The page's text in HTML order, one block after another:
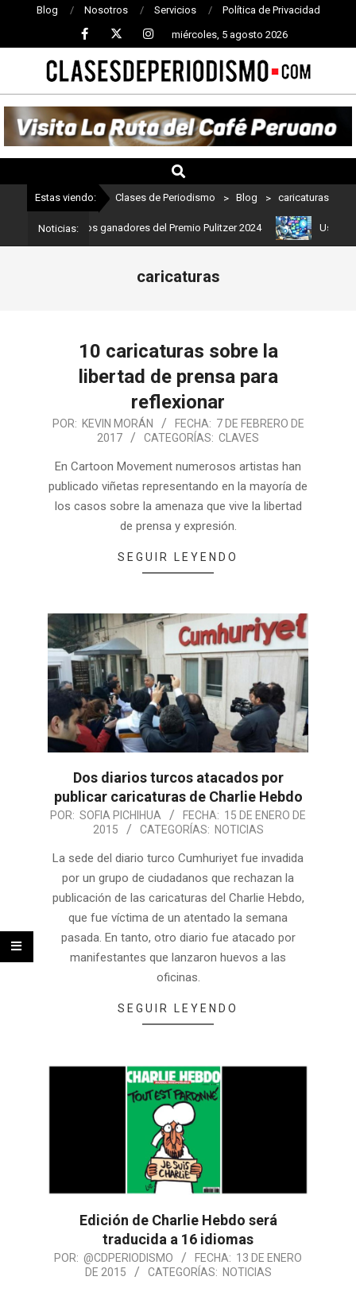
Blog Nosotros Servicios Política de Privacidad
miércoles, 5 agosto 2026
CLASES
DE
PERIODISMO
Estas viendo: Clases de Periodismo > Blog > caricaturas
Noticias:
Estos son los ganadores del Premio Pulitzer 2024 Usuarios de
caricaturas
10 caricaturas sobre la
libertad de prensa para
reflexionar
POR: KEVIN MORÁN FECHA: 7 DE FEBRERO DE
2017
CATEGORÍAS: CLAVES
En Cartoon Movement numerosos artistas han
publicado viñetas representando en la mayoría de
los casos sobre la amenaza que vive la libertad
de prensa y expresión.
SEGUIR LEYENDO
Dos diarios turcos atacados por
publicar caricaturas de Charlie Hebdo
POR: SOFIA PICHIHUA FECHA: 15 DE ENERO DE
2015
CATEGORÍAS: NOTICIAS
La sede del diario turco Cumhuriyet fue invadida
por un grupo de ciudadanos que rechazan la
publicación de las caricaturas del Charlie Hebdo,
que fue víctima de un atentado la semana
pasada. En tanto, otro diario fue atacado por
manifestantes que lanzaron huevos a las
oficinas.
SEGUIR LEYENDO
Edición de Charlie Hebdo será
traducida a 16 idiomas
POR: @CDPERIODISMO FECHA: 13 DE ENERO
DE 2015
CATEGORÍAS: NOTICIAS